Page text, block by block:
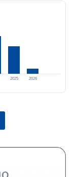
2025 2026